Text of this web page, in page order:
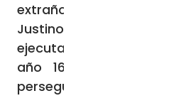
extraños a cambio de
Justino no aceptó tan
ejecutado. Murió
año 165 en tiempos
perseguidor de la Iglesia.